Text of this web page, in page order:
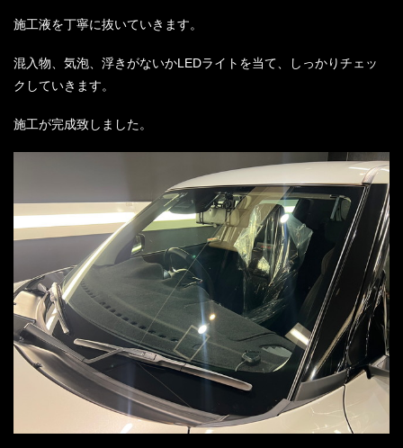
施工液を丁寧に抜いていきます。
混入物、気泡、浮きがないかLEDライトを当て、しっかりチェッ
クしていきます。
施工が完成致しました。